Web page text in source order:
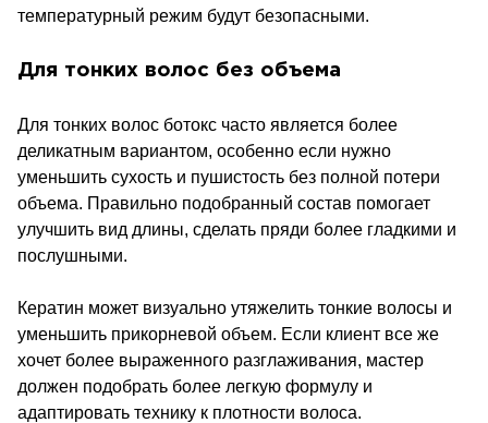
температурный режим будут безопасными.
Для тонких волос без объема
Для тонких волос ботокс часто является более
деликатным вариантом, особенно если нужно
уменьшить сухость и пушистость без полной потери
объема. Правильно подобранный состав помогает
улучшить вид длины, сделать пряди более гладкими и
послушными.
Кератин может визуально утяжелить тонкие волосы и
уменьшить прикорневой объем. Если клиент все же
хочет более выраженного разглаживания, мастер
должен подобрать более легкую формулу и
адаптировать технику к плотности волоса.